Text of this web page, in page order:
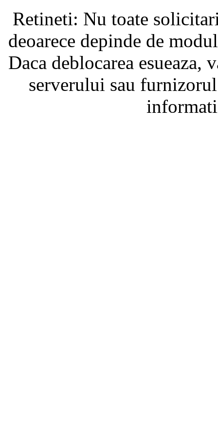
Retineti: Nu toate
deoarece depinde de
Daca deblocarea
serverului sau